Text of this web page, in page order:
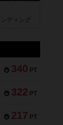
ディング
340 PT
322 PT
217 PT